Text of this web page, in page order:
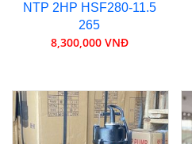
NTP 2HP HSF280-11.5
265
8,300,000 VNĐ